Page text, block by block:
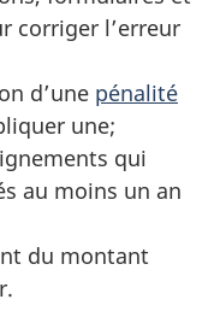
corriger l’erreur
d’une pénalité
une;
qui
au moins un an
du montant